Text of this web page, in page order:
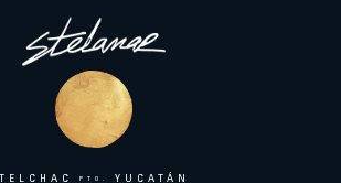
TELCHAC PTO. YUCATÁN